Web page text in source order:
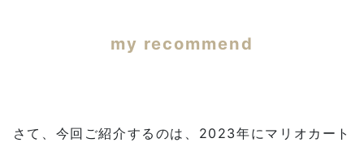
my recommend
さて、今回ご紹介するのは、2023年にマリオカート